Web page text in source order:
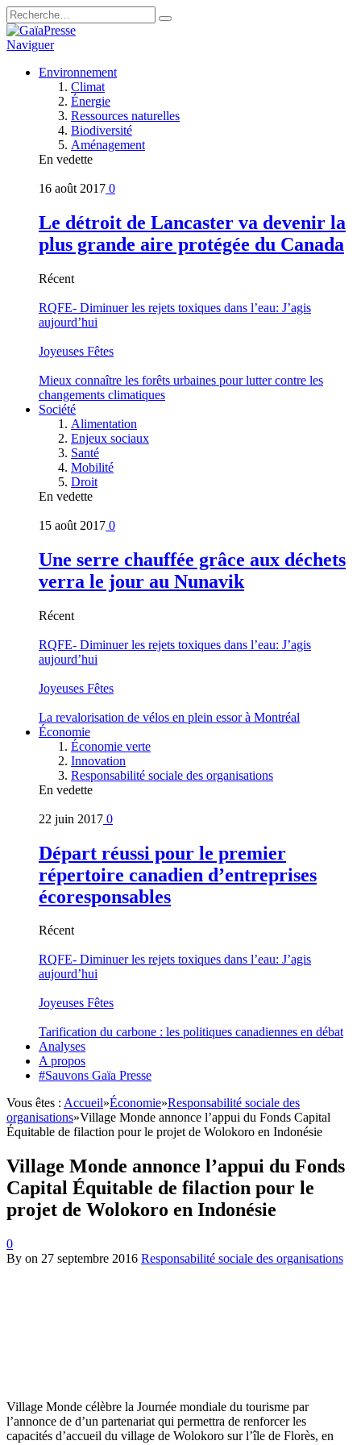
Naviguer
Environnement
Climat
Énergie
Ressources naturelles
Biodiversité
Aménagement
En vedette
16 août 2017 0
Le détroit de Lancaster va devenir la
plus grande aire protégée du Canada
Récent
RQFE- Diminuer les rejets toxiques dans l’eau: J’agis
aujourd’hui
Joyeuses Fêtes
Mieux connaître les forêts urbaines pour lutter contre les
changements climatiques
Société
Alimentation
Enjeux sociaux
Santé
Mobilité
Droit
En vedette
15 août 2017 0
Une serre chauffée grâce aux déchets
verra le jour au Nunavik
Récent
RQFE- Diminuer les rejets toxiques dans l’eau: J’agis
aujourd’hui
Joyeuses Fêtes
La revalorisation de vélos en plein essor à Montréal
Économie
Économie verte
Innovation
Responsabilité sociale des organisations
En vedette
22 juin 2017 0
Départ réussi pour le premier
répertoire canadien d’entreprises
écoresponsables
Récent
RQFE- Diminuer les rejets toxiques dans l’eau: J’agis
aujourd’hui
Joyeuses Fêtes
Tarification du carbone : les politiques canadiennes en débat
Analyses
A propos
#Sauvons Gaïa Presse
Vous êtes : Accueil»Économie»Responsabilité sociale des
organisations»Village Monde annonce l’appui du Fonds Capital
Équitable de filaction pour le projet de Wolokoro en Indonésie
Village Monde annonce l’appui du Fonds
Capital Équitable de filaction pour le
projet de Wolokoro en Indonésie
0
By on 27 septembre 2016 Responsabilité sociale des organisations
Village Monde célèbre la Journée mondiale du tourisme par
l’annonce de d’un partenariat qui permettra de renforcer les
capacités d’accueil du village de Wolokoro sur l’île de Florès, en